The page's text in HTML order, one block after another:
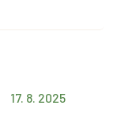
17. 8. 2025